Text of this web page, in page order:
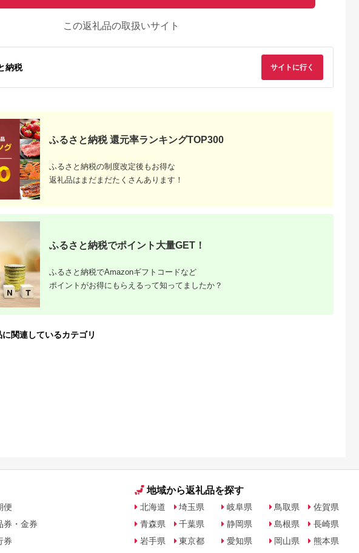
ふるさとチョイ
ス
大磯町
・純米酒
720ml２種各
飲み比べセッ
財保護 お祭
おみやげ
湘南 大磯
田茂邸
14,000
ス
新潟県 南魚沼市
升瓶詰合せ
5.0
税
山口県 山陽小野田市
2024 720ml ご当地
純米 吟醸 日本酒 アル
宅飲み 贈り物 ギフト
F6L-411
5.0
税
秋田県 秋田市
長野県 諏訪市
この返礼品の取扱いサイト
納税 サイトに行く
ふるさと納税 還元率ランキングTOP300
ふるさと納税の制度改定後もお得な
返礼品はまだまだたくさんあります！
ふるさと納税でポイント大量GET！
ふるさと納税でAmazonギフトコードなど
ポイントがお得にもらえるって知ってましたか？
関連しているカテゴリ
便
券・金券
券
地域から返礼品を探す
北海道
青森県
岩手県
埼玉県
千葉県
東京都
岐阜県
静岡県
愛知県
鳥取県
島根県
岡山県
佐賀県
長崎県
熊本県